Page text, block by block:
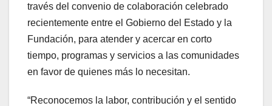
través del convenio de colaboración celebrado
recientemente entre el Gobierno del Estado y la
Fundación, para atender y acercar en corto
tiempo, programas y servicios a las comunidades
en favor de quienes más lo necesitan.
“Reconocemos la labor, contribución y el sentido